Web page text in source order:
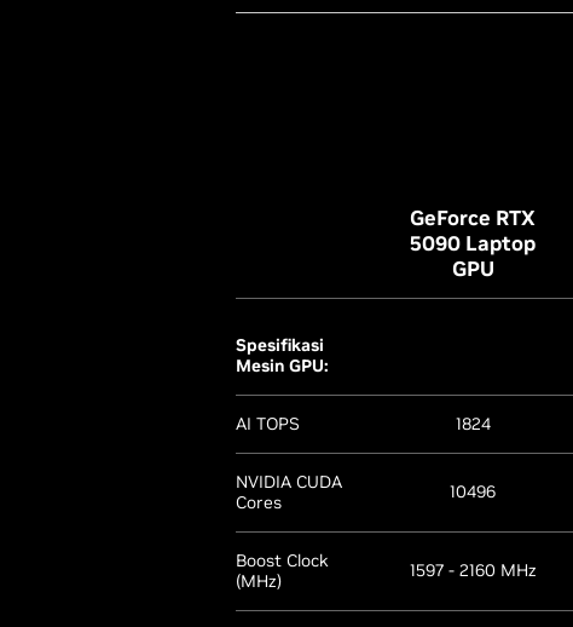
GeForce RTX
5090 Laptop
GPU
Spesifikasi
Mesin GPU:
AI TOPS 1824
NVIDIA CUDA
Cores
10496
Boost Clock
(MHz)
1597 - 2160 MHz